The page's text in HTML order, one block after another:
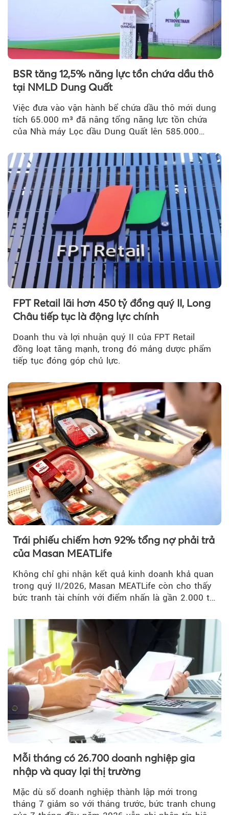
BSR tăng 12,5% năng lực tồn chứa dầu thô
tại NMLD Dung Quất
Việc đưa vào vận hành bể chứa dầu thô mới dung
tích 65.000 m³ đã nâng tổng năng lực tồn chứa
của Nhà máy Lọc dầu Dung Quất lên 585.000
FPT Retail lãi hơn 450 tỷ đồng quý II, Long
Châu tiếp tục là động lực chính
Doanh thu và lợi nhuận quý II của FPT Retail
đồng loạt tăng mạnh, trong đó mảng dược phẩm
tiếp tục đóng góp chủ lực.
Trái phiếu chiếm hơn 92% tổng nợ phải trả
của Masan MEATLife
Không chỉ ghi nhận kết quả kinh doanh khả quan
trong quý II/2026, Masan MEATLife còn cho thấy
bức tranh tài chính với điểm nhấn là gần 2.000 tỷ
Mỗi tháng có 26.700 doanh nghiệp gia
nhập và quay lại thị trường
Mặc dù số doanh nghiệp thành lập mới trong
tháng 7 giảm so với tháng trước, bức tranh chung